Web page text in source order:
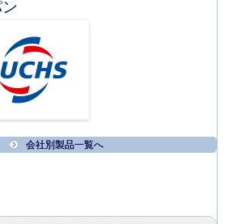
会社別製品一覧へ